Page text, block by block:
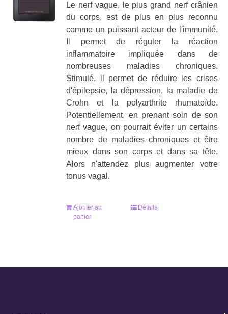
Le nerf vague, le plus grand nerf crânien
du corps, est de plus en plus reconnu
comme un puissant acteur de l'immunité.
Il permet de réguler la réaction
inflammatoire impliquée dans de
nombreuses maladies chroniques.
Stimulé, il permet de réduire les crises
d'épilepsie, la dépression, la maladie de
Crohn et la polyarthrite rhumatoïde.
Potentiellement, en prenant soin de son
nerf vague, on pourrait éviter un certains
nombre de maladies chroniques et être
mieux dans son corps et dans sa tête.
Alors n'attendez plus augmenter votre
tonus vagal.
Ajouter au
panier
Détails